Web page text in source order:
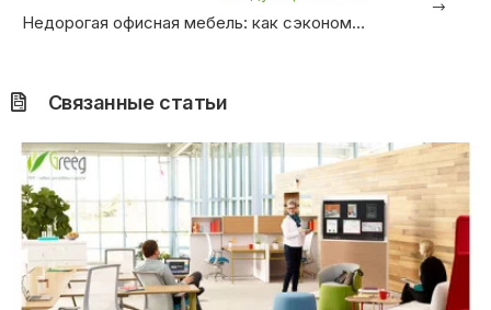
Недорогая офисная мебель: как сэкономить без потери качества
Связанные статьи